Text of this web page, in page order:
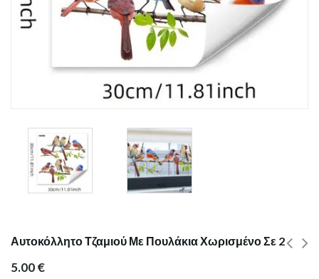
Αυτοκόλλητο Τζαμιού Με Πουλάκια Χωρισμένο Σε 2
5.00€